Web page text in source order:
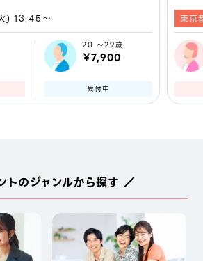
) 13:45〜
20 ～29歳
￥7,900
受付中
東京
トのジャンルから探す ／